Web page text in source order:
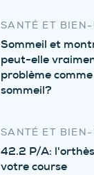
SANTÉ ET BIEN-
Sommeil et
peut-elle
problème comme
sommeil?
SANTÉ ET BIEN-
42.2 P/A:
votre course